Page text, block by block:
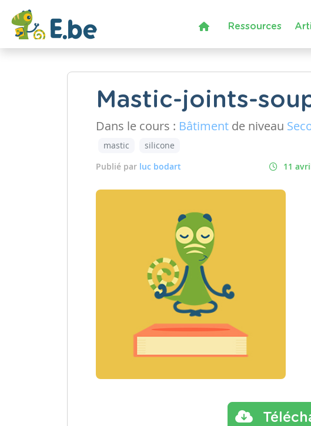
Ressources
Mastic-joints-
Dans le cours : Bâtiment de niveau
mastic
silicone
Publié par luc bodart 11